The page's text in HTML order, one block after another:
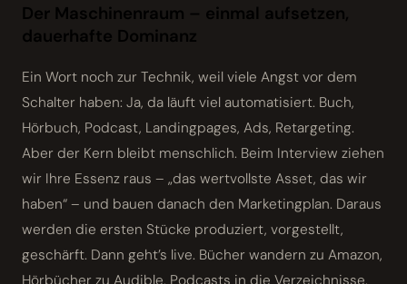
Der Maschinenraum – einmal aufsetzen,
dauerhafte Dominanz
Ein Wort noch zur Technik, weil viele Angst vor dem
Schalter haben: Ja, da läuft viel automatisiert. Buch,
Hörbuch, Podcast, Landingpages, Ads, Retargeting.
Aber der Kern bleibt menschlich. Beim Interview ziehen
wir Ihre Essenz raus – „das wertvollste Asset, das wir
haben“ – und bauen danach den Marketingplan. Daraus
werden die ersten Stücke produziert, vorgestellt,
geschärft. Dann geht’s live. Bücher wandern zu Amazon,
Hörbücher zu Audible, Podcasts in die Verzeichnisse.